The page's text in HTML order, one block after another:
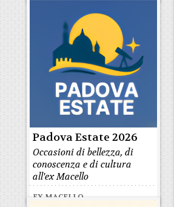
Padova Estate 2026
Occasioni di bellezza, di
conoscenza e di cultura
all'ex Macello
EX MACELLO